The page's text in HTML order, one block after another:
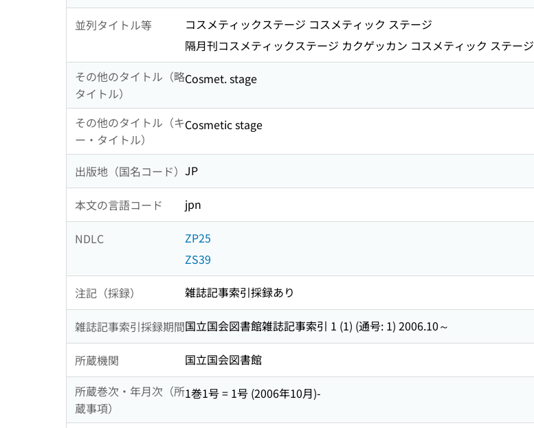
並列タイトル等
コスメティックステージ コスメティック ステージ
隔月刊コスメティックステージ カクゲッカン コスメティック ステージ
その他のタイトル（略
タイトル）
Cosmet. stage
その他のタイトル（キ
ー・タイトル）
Cosmetic stage
出版地（国名コード） JP
本文の言語コード jpn
NDLC
ZP25
ZS39
注記（採録） 雑誌記事索引採録あり
雑誌記事索引採録期間国立国会図書館雑誌記事索引 1 (1) (通号: 1) 2006.10～
所蔵機関
国立国会図書館
所蔵巻次・年月次（所
蔵事項）
1巻1号 = 1号 (2006年10月)-